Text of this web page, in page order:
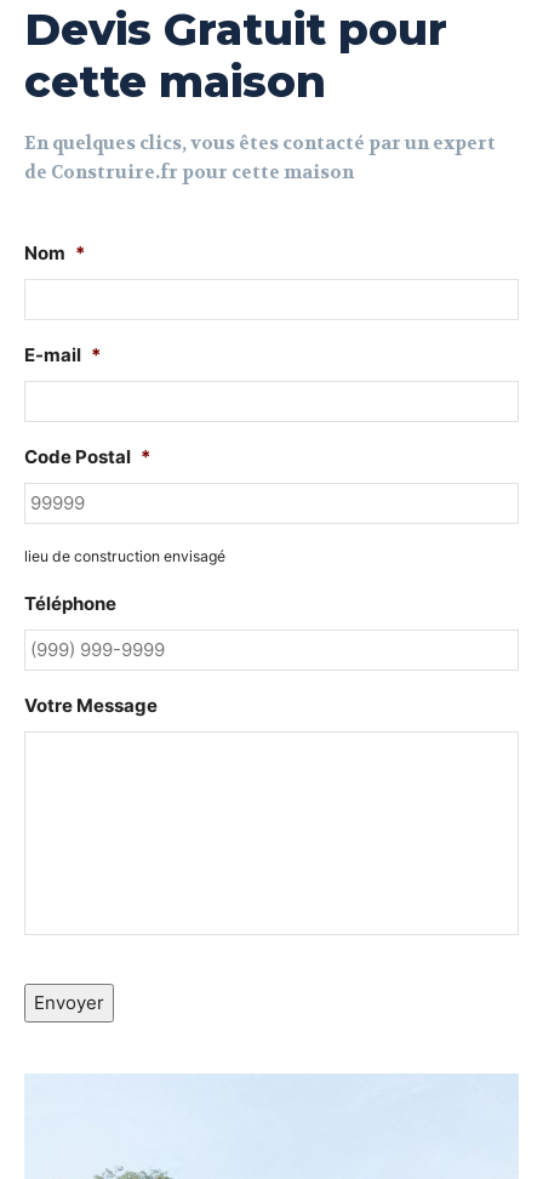
Devis Gratuit pour
cette maison
En quelques clics, vous êtes contacté par un expert
de Construire.fr pour cette maison
Nom *
E-mail *
Code Postal *
lieu de construction envisagé
Téléphone
Votre Message
Envoyer